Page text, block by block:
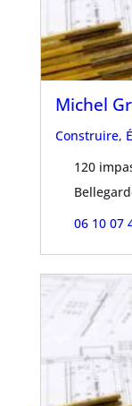
Michel
Construire,
120
06 10 07